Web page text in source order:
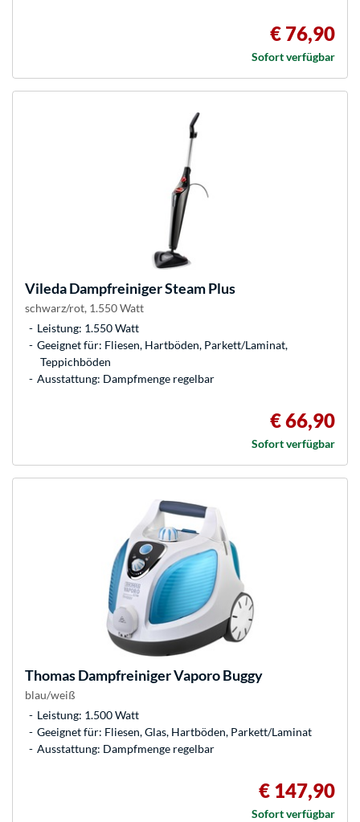
€ 76,90
Sofort verfügbar
ViledaDampfreiniger Steam Plus
schwarz/rot, 1.550 Watt
Leistung: 1.550 Watt
Geeignet für: Fliesen, Hartböden, Parkett/Laminat,
Teppichböden
Ausstattung: Dampfmenge regelbar
€ 66,90
Sofort verfügbar
ThomasDampfreiniger Vaporo Buggy
blau/weiß
Leistung: 1.500 Watt
Geeignet für: Fliesen, Glas, Hartböden, Parkett/Laminat
Ausstattung: Dampfmenge regelbar
€ 147,90
Sofort verfügbar